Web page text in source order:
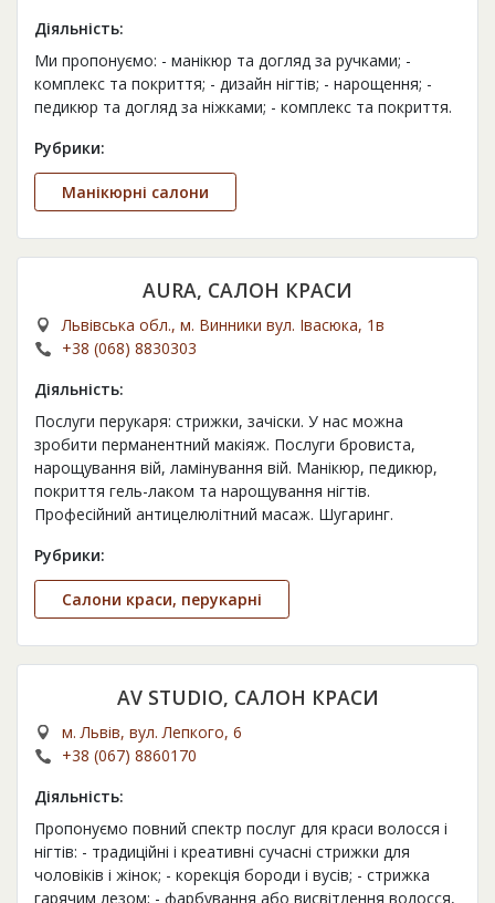
Діяльність:
Ми пропонуємо: - манікюр та догляд за ручками; -
комплекс та покриття; - дизайн нігтів; - нарощення; -
педикюр та догляд за ніжками; - комплекс та покриття.
Рубрики:
Манікюрні салони
AURA, САЛОН КРАСИ
Львівська обл., м. Винники вул. Івасюка, 1в
+38 (068) 8830303
Діяльність:
Послуги перукаря: стрижки, зачіски. У нас можна
зробити перманентний макіяж. Послуги бровиста,
нарощування вій, ламінування вій. Манікюр, педикюр,
покриття гель-лаком та нарощування нігтів.
Професійний антицелюлітний масаж. Шугаринг.
Рубрики:
Салони краси, перукарні
AV STUDIO, САЛОН КРАСИ
м. Львів, вул. Лепкого, 6
+38 (067) 8860170
Діяльність:
Пропонуємо повний спектр послуг для краси волосся і
нігтів: - традиційні і креативні сучасні стрижки для
чоловіків і жінок; - корекція бороди і вусів; - стрижка
гарячим лезом; - фарбування або висвітлення волосся,